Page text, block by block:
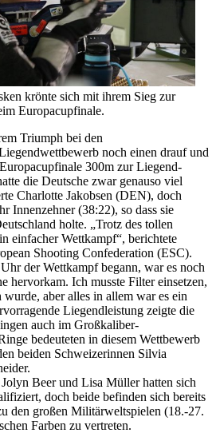
krönte sich mit ihrem Sieg zur
Europacupfinale.
Triumph bei den
noch einen drauf und
300m zur Liegend-
die Deutsche zwar genauso viel
Charlotte Jakobsen (DEN), doch
Innenzehner (38:22), so dass sie
holte. „Trotz des tollen
einfacher Wettkampf“, berichtete
Shooting Confederation (ESC).
der Wettkampf begann, war es noch
hervorkam. Ich musste Filter einsetzen,
aber alles in allem war es ein
Liegendleistung zeigte die
auch im Großkaliber-
bedeuteten in diesem Wettbewerb
beiden Schweizerinnen Silvia
Beer und Lisa Müller hatten sich
doch beide befinden sich bereits
den großen Militärweltspielen (18.-27.
Farben zu vertreten.